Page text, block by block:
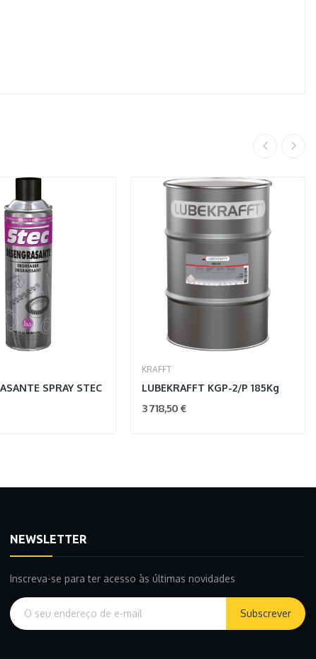
SPRAY STEC
KRAFFT
LUBEKRAFFT KGP-2/P 185Kg
3 718,50 €
NEWSLETTER
Inscreva-se para ter acesso às últimas novidades
Subscrever